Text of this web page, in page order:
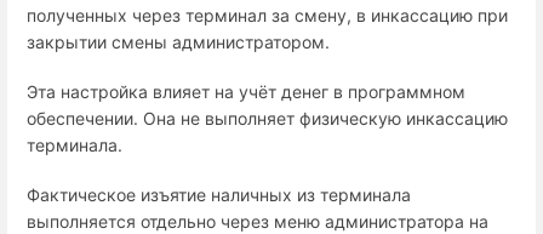
полученных через терминал за смену, в инкассацию при
закрытии смены администратором.
Эта настройка влияет на учёт денег в программном
обеспечении. Она не выполняет физическую инкассацию
терминала.
Фактическое изъятие наличных из терминала
выполняется отдельно через меню администратора на